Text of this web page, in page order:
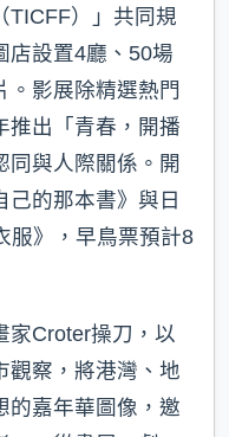
TICFF）」共同規
店設置4廳、50場
。影展除精選熱門
推出「青春，開播
同與人際關係。開
己的那本書》與日
服》，早鳥票預計8
家Croter操刀，以
觀察，將港灣、地
的嘉年華圖像，邀